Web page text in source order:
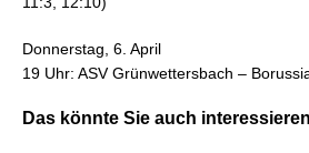
Donnerstag, 6. April
19 Uhr: ASV Grünwettersbach –
Das könnte Sie auch interessieren